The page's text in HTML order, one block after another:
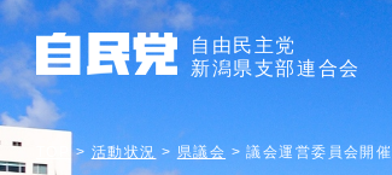
自由民主党
新潟県支部連合会
> 活動状況 > 県議会 >議会運営委員会開催